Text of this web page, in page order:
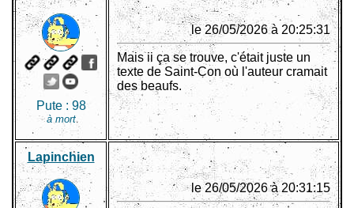
Pute : 98
à mort
le 26/05/2026 à 20:25:31
Mais ii ça se trouve, c'était juste un
texte de Saint-Con où l'auteur cramait
des beaufs.
Lapinchien
le 26/05/2026 à 20:31:15